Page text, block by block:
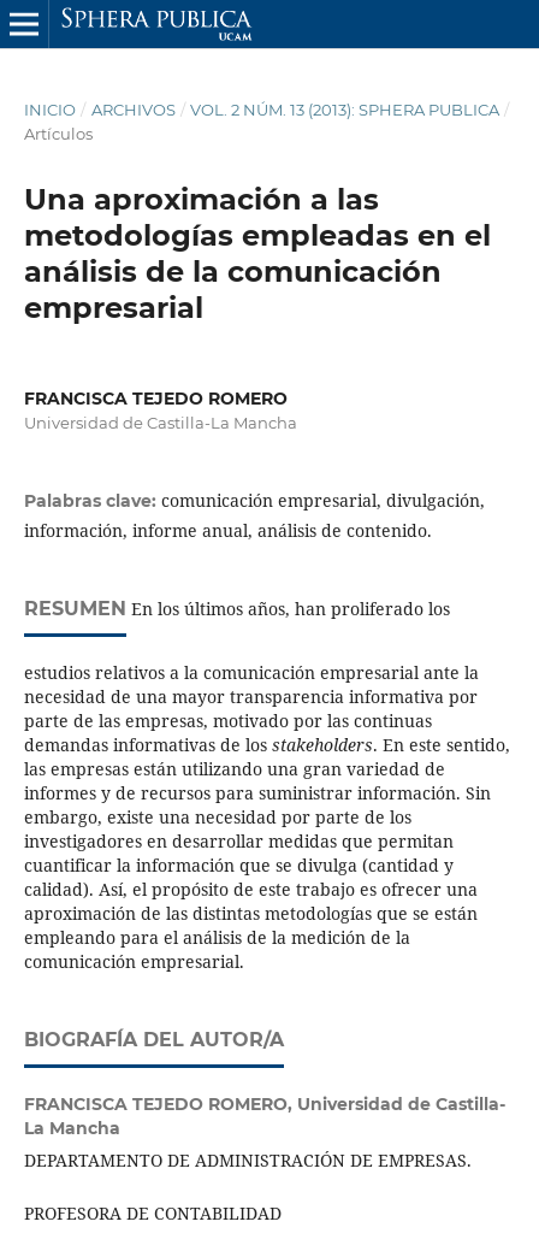
INICIO / ARCHIVOS / VOL. 2 NÚM. 13 (2013): SPHERA PUBLICA /
Artículos
Una aproximación a las
metodologías empleadas en el
análisis de la comunicación
empresarial
FRANCISCA TEJEDO ROMERO
Universidad de Castilla-La Mancha
Palabras clave: comunicación empresarial, divulgación,
información, informe anual, análisis de contenido.
RESUMEN En los últimos años, han proliferado los
estudios relativos a la comunicación empresarial ante la
necesidad de una mayor transparencia informativa por
parte de las empresas, motivado por las continuas
demandas informativas de los stakeholders. En este sentido,
las empresas están utilizando una gran variedad de
informes y de recursos para suministrar información. Sin
embargo, existe una necesidad por parte de los
investigadores en desarrollar medidas que permitan
cuantificar la información que se divulga (cantidad y
calidad). Así, el propósito de este trabajo es ofrecer una
aproximación de las distintas metodologías que se están
empleando para el análisis de la medición de la
comunicación empresarial.
BIOGRAFÍA DEL AUTOR/A
FRANCISCA TEJEDO ROMERO, Universidad de Castilla-
La Mancha
DEPARTAMENTO DE ADMINISTRACIÓN DE EMPRESAS.
PROFESORA DE CONTABILIDAD